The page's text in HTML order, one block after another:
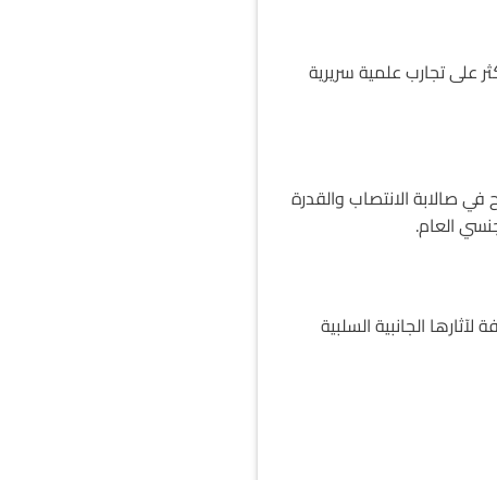
على تجارب علمية سريرية
بتحسن واضح في صالابة الانتصاب والقدرة
العام.
الجانبية السلبية